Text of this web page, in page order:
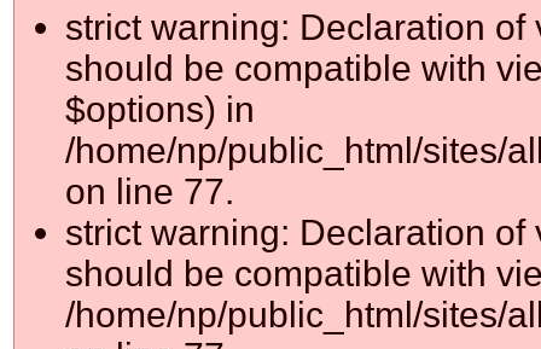
strict warning: Declaration
should be compatible with
$options) in
/home/np/public_html/sites/
on line 77.
strict warning: Declaration
should be compatible with
/home/np/public_html/sites/